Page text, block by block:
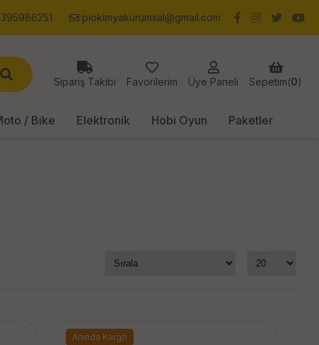
piokimyakurumsal@gmail.com
Sipariş Takibi Favorilerim Üye Paneli Sepetim(0)
/ Bike Elektronik Hobi Oyun Paketler
Anında Kargo